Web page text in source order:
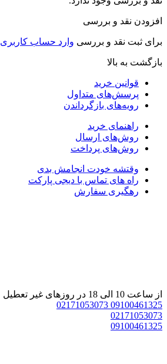
افزودن نقد و بررسی
برای ثبت نقد و بررسی وارد حساب کاربری
بازگشت به بالا
قوانین خرید
پرسش‌های متداول
رویه‌های بازگرداندن
راهنمای خرید
روش‌های ارسال
روش‌های پرداخت
وقتشه خودت انجامش بدی
راه های تماس با دیجی پارکت
رهگیری سفارش
از ساعت 10 الی 18 در روزهای غیر تعطیل
09100461325
02171053073
02171053073
09100461325